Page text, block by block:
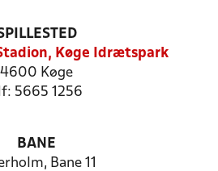
Køge Idrætspark
4600 Køge
5665 1256
BANE
Bane 11